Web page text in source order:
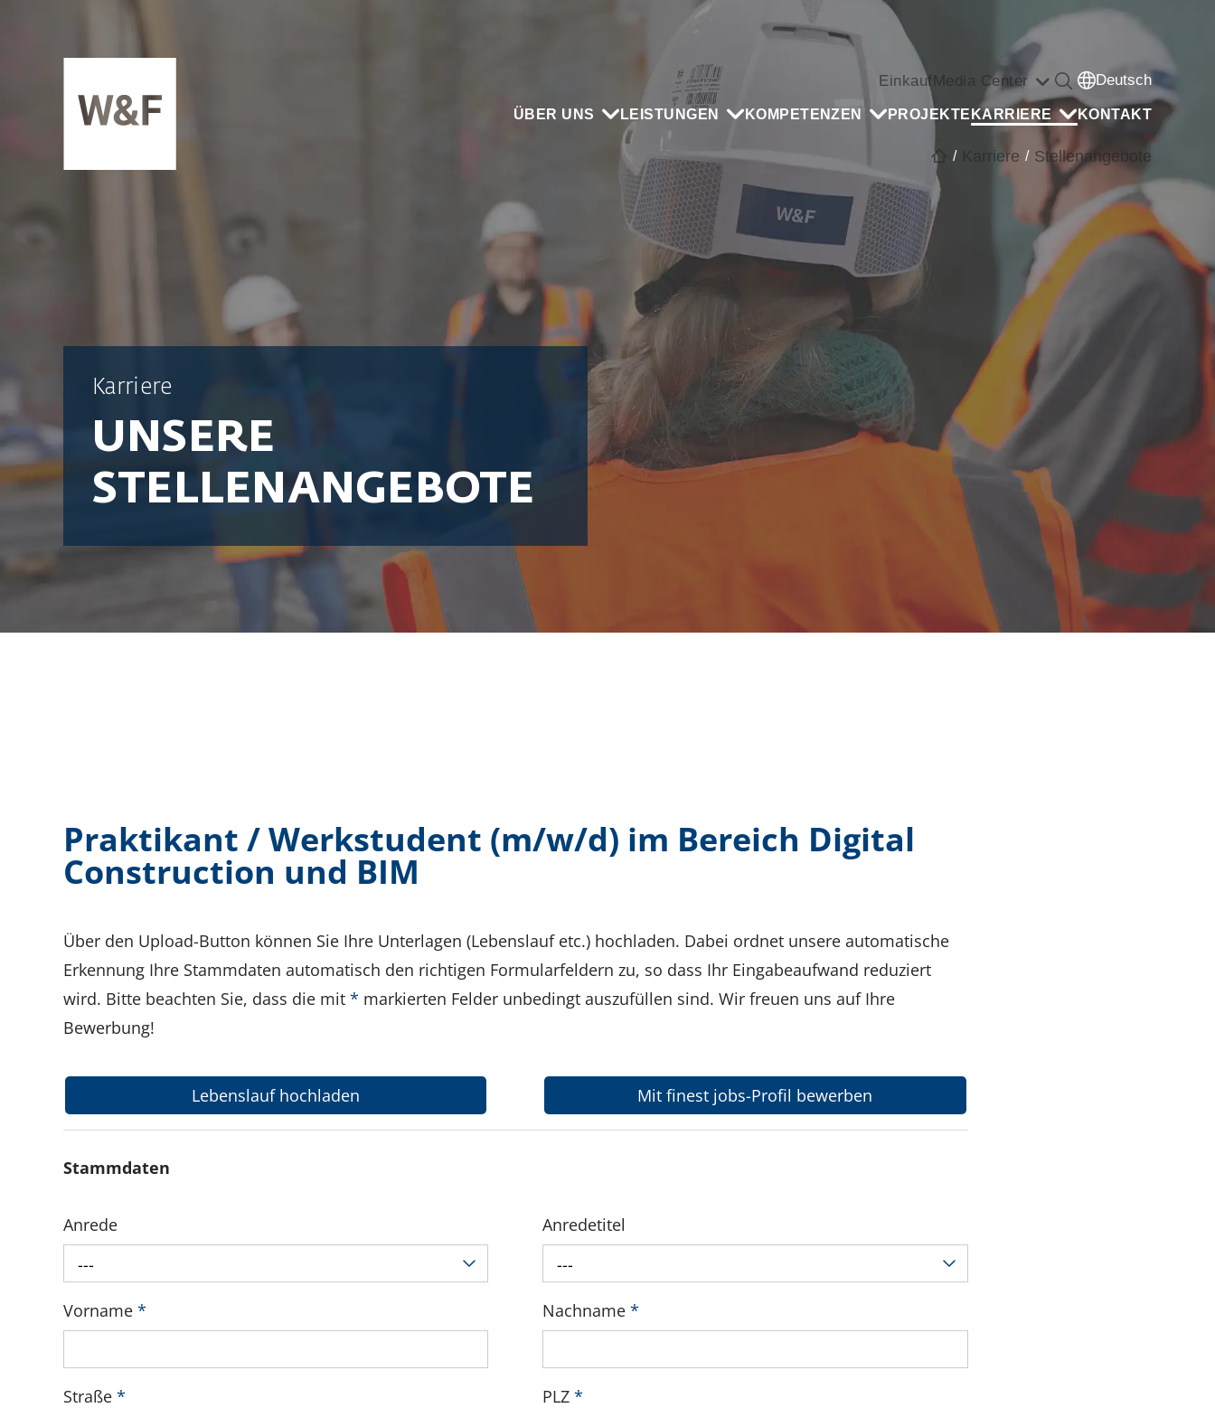
ÜBER UNS LEISTUNGEN KOMPETENZEN PROJEKTE KARRIERE KONTAKT
Einkauf Media Center Deutsch
/ Karriere / Stellenangebote
Karriere
UNSERE
STELLENANGEBOTE
Praktikant / Werkstudent (m/w/d) im Bereich Digital
Construction und BIM
Über den Upload-Button können Sie Ihre Unterlagen (Lebenslauf etc.) hochladen. Dabei ordnet unsere automatische
Erkennung Ihre Stammdaten automatisch den richtigen Formularfeldern zu, so dass Ihr Eingabeaufwand reduziert
wird. Bitte beachten Sie, dass die mit * markierten Felder unbedingt auszufüllen sind. Wir freuen uns auf Ihre
Bewerbung!
Lebenslauf hochladen Mit finest jobs-Profil bewerben
Stammdaten
Anrede
---
Anredetitel
---
Vorname * Nachname*
Straße * PLZ*